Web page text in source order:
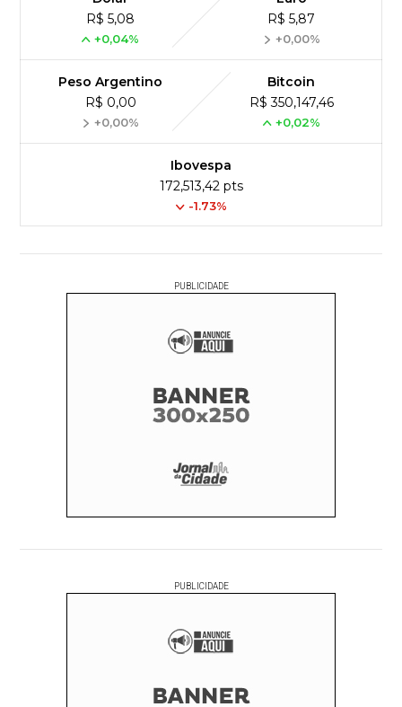
R$ 5,08
+0,04%
R$ 5,87
+0,00%
Peso Argentino
R$ 0,00
+0,00%
Bitcoin
R$ 350,147,46
+0,02%
Ibovespa
172,513,42 pts
-1.73%
PUBLICIDADE
PUBLICIDADE